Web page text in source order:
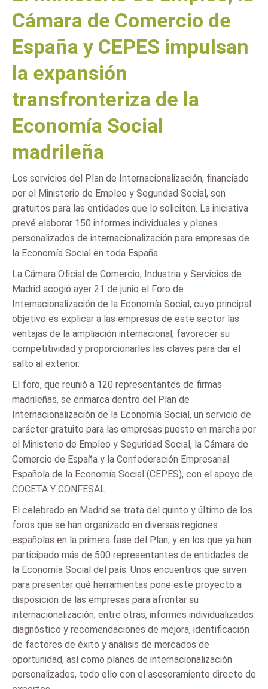
Cámara de Comercio de
España y CEPES impulsan
la expansión
transfronteriza de la
Economía Social
madrileña
Los servicios del Plan de Internacionalización, financiado
por el Ministerio de Empleo y Seguridad Social, son
gratuitos para las entidades que lo soliciten. La iniciativa
prevé elaborar 150 informes individuales y planes
personalizados de internacionalización para empresas de
la Economía Social en toda España.
La Cámara Oficial de Comercio, Industria y Servicios de
Madrid acogió ayer 21 de junio el Foro de
Internacionalización de la Economía Social, cuyo principal
objetivo es explicar a las empresas de este sector las
ventajas de la ampliación internacional, favorecer su
competitividad y proporcionarles las claves para dar el
salto al exterior.
El foro, que reunió a 120 representantes de firmas
madrileñas, se enmarca dentro del Plan de
Internacionalización de la Economía Social, un servicio de
carácter gratuito para las empresas puesto en marcha por
el Ministerio de Empleo y Seguridad Social, la Cámara de
Comercio de España y la Confederación Empresarial
Española de la Economía Social (CEPES), con el apoyo de
COCETA Y CONFESAL.
El celebrado en Madrid se trata del quinto y último de los
foros que se han organizado en diversas regiones
españolas en la primera fase del Plan, y en los que ya han
participado más de 500 representantes de entidades de
la Economía Social del país. Unos encuentros que sirven
para presentar qué herramientas pone este proyecto a
disposición de las empresas para afrontar su
internacionalización; entre otras, informes individualizados
diagnóstico y recomendaciones de mejora, identificación
de factores de éxito y análisis de mercados de
oportunidad, así como planes de internacionalización
personalizados, todo ello con el asesoramiento directo de